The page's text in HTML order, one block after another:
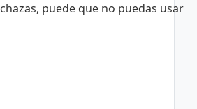
puede que no puedas usar